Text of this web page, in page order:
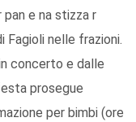
pan e na stizza r
Fagioli nelle frazioni.
concerto e dalle
prosegue
per bimbi (ore